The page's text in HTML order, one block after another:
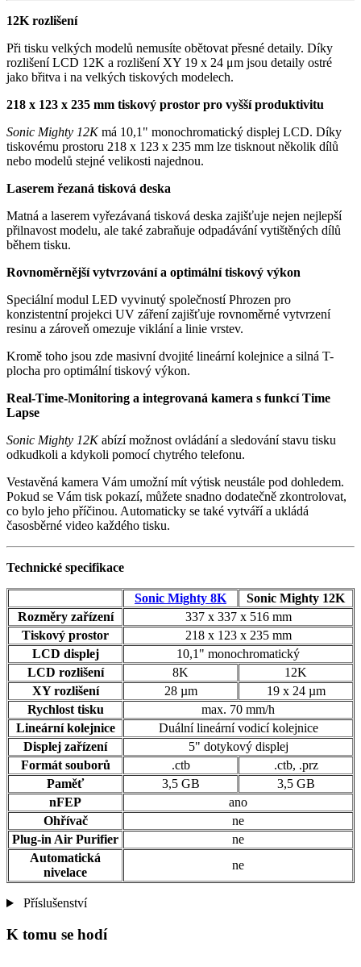
12K rozlišení
Při tisku velkých modelů nemusíte obětovat přesné detaily. Díky
rozlišení LCD 12K a rozlišení XY 19 x 24 μm jsou detaily ostré
jako břitva i na velkých tiskových modelech.
218 x 123 x 235 mm tiskový prostor pro vyšší produktivitu
Sonic Mighty 12Kmá 10,1" monochromatický displej LCD. Díky
tiskovému prostoru 218 x 123 x 235 mm lze tisknout několik dílů
nebo modelů stejné velikosti najednou.
Laserem řezaná tisková deska
Matná a laserem vyřezávaná tisková deska zajišťuje nejen nejlepší
přilnavost modelu, ale také zabraňuje odpadávání vytištěných dílů
během tisku.
Rovnoměrnější vytvrzování a optimální tiskový výkon
Speciální modul LED vyvinutý společností Phrozen pro
konzistentní projekci UV záření zajišťuje rovnoměrné vytvrzení
resinu a zároveň omezuje viklání a linie vrstev.
Kromě toho jsou zde masivní dvojité lineární kolejnice a silná T-
plocha pro optimální tiskový výkon.
Real-Time-Monitoring a integrovaná kamera s funkcí Time
Lapse
Sonic Mighty 12Kabízí možnost ovládání a sledování stavu tisku
odkudkoli a kdykoli pomocí chytrého telefonu.
Vestavěná kamera Vám umožní mít výtisk neustále pod dohledem.
Pokud se Vám tisk pokazí, můžete snadno dodatečně zkontrolovat,
co bylo jeho příčinou. Automaticky se také vytváří a ukládá
časosběrné video každého tisku.
Technické specifikace
Sonic Mighty 8K
Sonic Mighty 12K
Rozměry zařízení
337 x 337 x 516 mm
Tiskový prostor
218 x 123 x 235 mm
LCD displej
10,1" monochromatický
LCD rozlišení
8K
12K
XY rozlišení
28 µm
19 x 24 µm
Rychlost tisku
max. 70 mm/h
Lineární kolejnice
Duální lineární vodicí kolejnice
Displej zařízení
5" dotykový displej
Formát souborů
.ctb
.ctb, .prz
Paměť
3,5 GB
3,5 GB
nFEP
ano
Ohřívač
ne
Plug-in Air Purifier
ne
Automatická
nivelace
ne
Příslušenství
K tomu se hodí